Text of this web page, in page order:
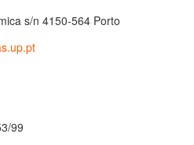
s/n 4150-564 Porto
99